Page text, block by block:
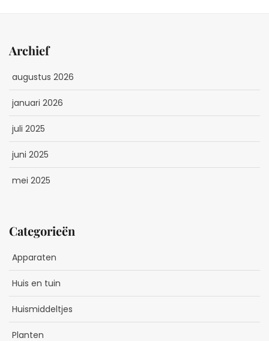
Archief
augustus 2026
januari 2026
juli 2025
juni 2025
mei 2025
Categorieën
Apparaten
Huis en tuin
Huismiddeltjes
Planten